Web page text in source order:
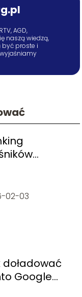
AGD,
naszą wiedzą,
być proste i
02-03
doładować
Google